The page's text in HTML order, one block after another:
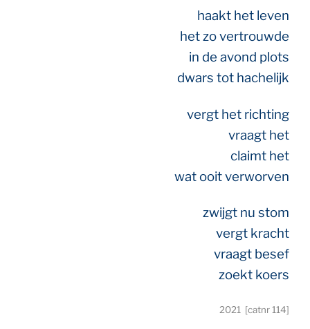
haakt het leven
het zo vertrouwde
in de avond plots
dwars tot hachelijk
vergt het richting
vraagt het
claimt het
wat ooit verworven
zwijgt nu stom
vergt kracht
vraagt besef
zoekt koers
2021 [catnr 114]